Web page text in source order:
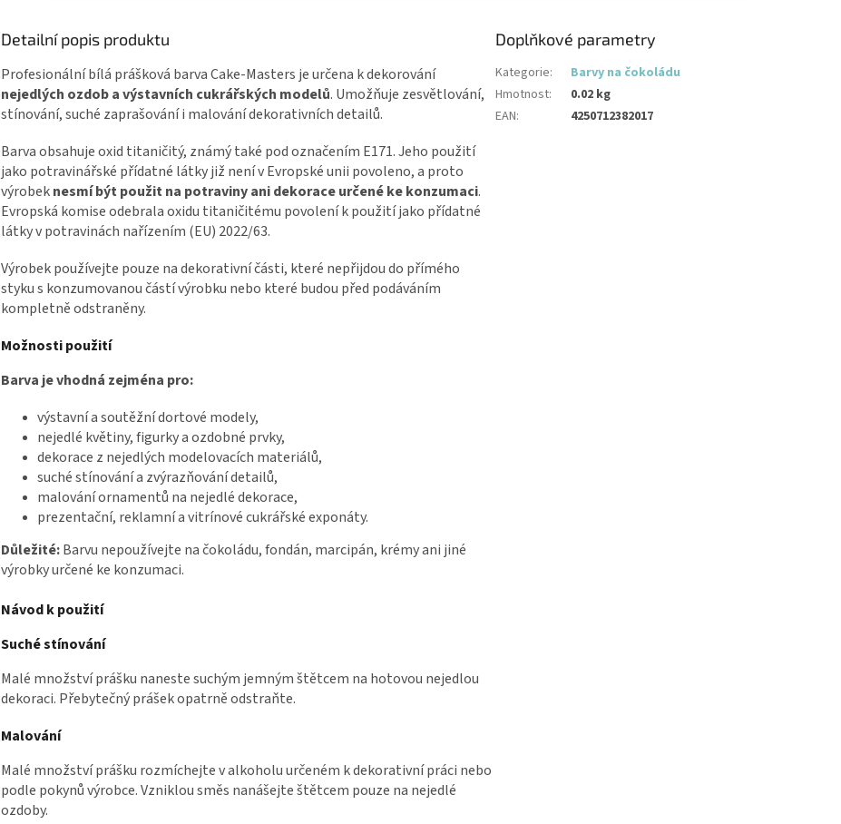
Detailní popis produktu
Profesionální bílá prášková barva Cake-Masters je určena k dekorování
nejedlých ozdob a výstavních cukrářských modelů. Umožňuje zesvětlování,
stínování, suché zaprašování i malování dekorativních detailů.
Barva obsahuje oxid titaničitý, známý také pod označením E171. Jeho použití
jako potravinářské přídatné látky již není v Evropské unii povoleno, a proto
výrobeknesmí být použit na potraviny ani dekorace určené ke konzumaci.
Evropská komise odebrala oxidu titaničitému povolení k použití jako přídatné
látky v potravinách nařízením (EU) 2022/63.
Výrobek používejte pouze na dekorativní části, které nepřijdou do přímého
styku s konzumovanou částí výrobku nebo které budou před podáváním
kompletně odstraněny.
Možnosti použití
Barva je vhodná zejména pro:
výstavní a soutěžní dortové modely,
nejedlé květiny, figurky a ozdobné prvky,
dekorace z nejedlých modelovacích materiálů,
suché stínování a zvýrazňování detailů,
malování ornamentů na nejedlé dekorace,
prezentační, reklamní a vitrínové cukrářské exponáty.
Důležité:Barvu nepoužívejte na čokoládu, fondán, marcipán, krémy ani jiné
výrobky určené ke konzumaci.
Návod k použití
Suché stínování
Malé množství prášku naneste suchým jemným štětcem na hotovou nejedlou
dekoraci. Přebytečný prášek opatrně odstraňte.
Malování
Malé množství prášku rozmíchejte v alkoholu určeném k dekorativní práci nebo
podle pokynů výrobce. Vzniklou směs nanášejte štětcem pouze na nejedlé
ozdoby.
Doplňkové parametry
Kategorie:
Barvy na čokoládu
Hmotnost:
0.02 kg
EAN: 4250712382017